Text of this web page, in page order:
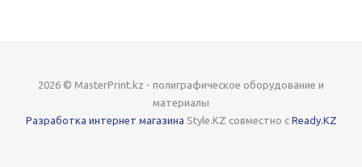
2026 © MasterPrint.kz - полиграфическое оборудование и
материалы
Разработка интернет магазина Style.KZ совместно с Ready.KZ